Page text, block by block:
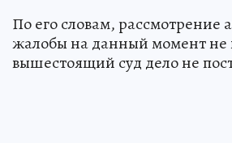
По его словам, рассмотрение
жалобы на данный момент не
вышестоящий суд дело не